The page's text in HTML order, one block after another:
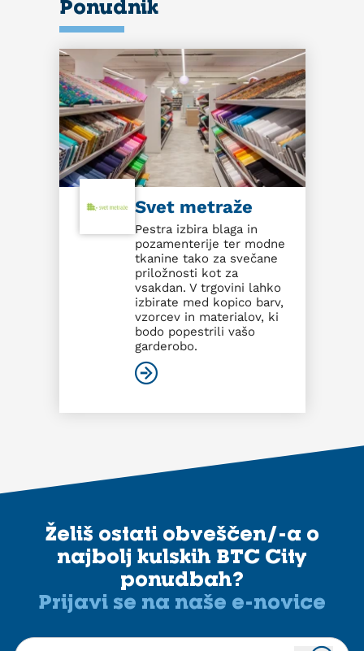
Ponudnik
Svet metraže
Pestra izbira blaga in
pozamenterije ter modne
tkanine tako za svečane
priložnosti kot za
vsakdan. V trgovini lahko
izbirate med kopico barv,
vzorcev in materialov, ki
bodo popestrili vašo
garderobo.
Želiš ostati obveščen/-a o
najbolj kulskih BTC City
ponudbah?
Prijavi se na naše e-novice